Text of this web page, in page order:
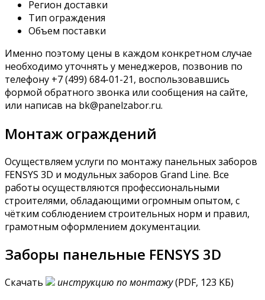
Регион доставки
Тип ограждения
Объем поставки
Именно поэтому цены в каждом конкретном случае
необходимо уточнять у менеджеров, позвонив по
телефону +7 (499) 684-01-21, воспользовавшись
формой обратного звонка или сообщения на сайте,
или написав на bk@panelzabor.ru.
Монтаж ограждений
Осуществляем услуги по монтажу панельных заборов
FENSYS 3D и модульных заборов Grand Line. Все
работы осуществляются профессиональными
строителями, обладающими огромным опытом, с
чётким соблюдением строительных норм и правил,
грамотным оформлением документации.
Заборы панельные FENSYS 3D
Скачать инструкцию по монтажу(PDF, 123 KБ)